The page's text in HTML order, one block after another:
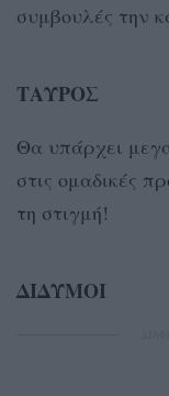
συμβουλές την
ΤΑΥΡΟΣ
Θα υπάρχει
στις ομαδικές
τη στιγμή!
ΔΙΔΥΜΟΙ